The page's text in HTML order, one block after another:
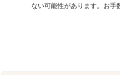
ない可能性があります。お手